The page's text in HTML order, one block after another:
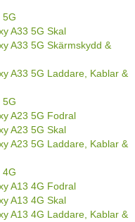
5G
A33 5G Skal
A33 5G Skärmskydd &
A33 5G Laddare, Kablar &
5G
A23 5G Fodral
A23 5G Skal
A23 5G Laddare, Kablar &
4G
A13 4G Fodral
A13 4G Skal
A13 4G Laddare, Kablar &